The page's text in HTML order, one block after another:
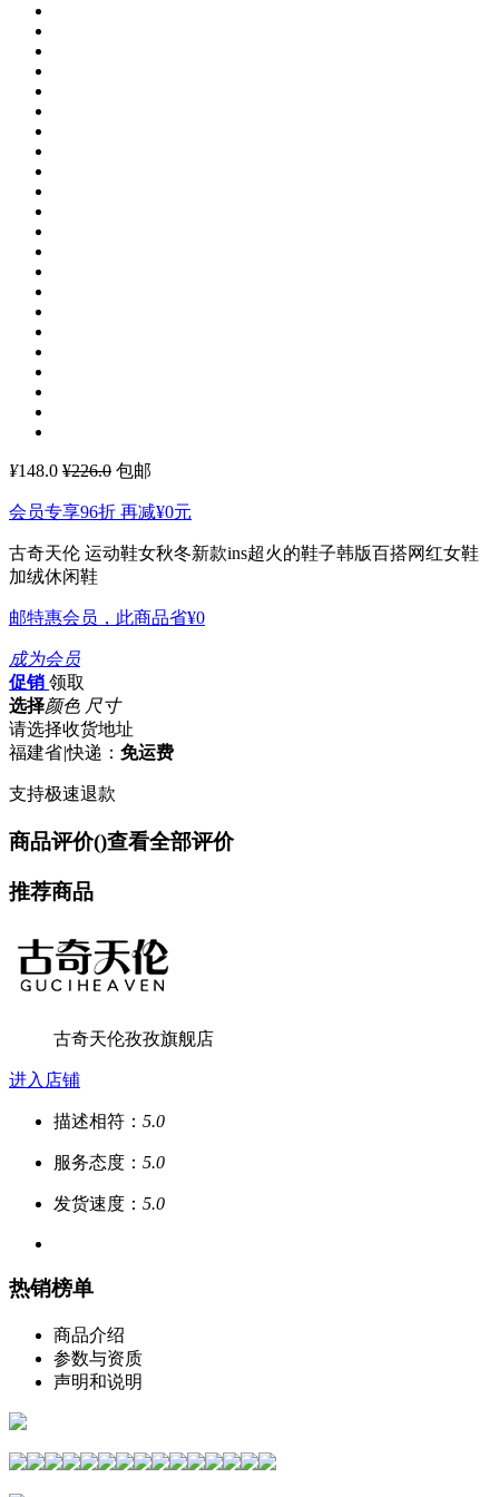
¥148.0 ¥226.0 包邮
会员专享96折 再减¥0元
古奇天伦 运动鞋女秋冬新款ins超火的鞋子韩版百搭网红女鞋
加绒休闲鞋
邮特惠会员，此商品省¥0
成为会员
促销 领取
选择颜色 尺寸
请选择收货地址
福建省|快递： 免运费
支持极速退款
商品评价()查看全部评价
推荐商品
古奇天伦孜孜旗舰店
进入店铺
描述相符： 5.0
服务态度： 5.0
发货速度： 5.0
热销榜单
商品介绍
参数与资质
声明和说明